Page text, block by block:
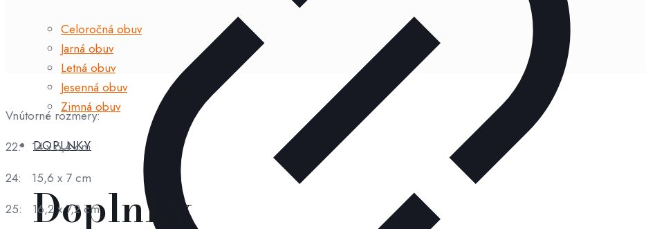
Celoročná obuv
Jarná obuv
Letná obuv
Jesenná obuv
Zimná obuv
DOPLNKY
Doplnky
Vnútorné rozmery:
22: 14 x 6,4 cm
24: 15,6 x 7 cm
25: 16,2 x 7,2 cm